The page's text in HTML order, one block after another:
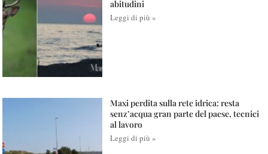
abitudini
Leggi di più »
Maxi perdita sulla rete idrica: resta
senz’acqua gran parte del paese, tecnici
al lavoro
Leggi di più »